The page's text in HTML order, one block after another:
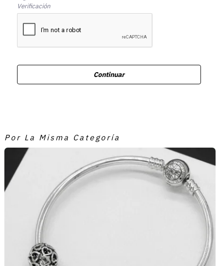
Verificación
Continuar
Por La Misma Categoría